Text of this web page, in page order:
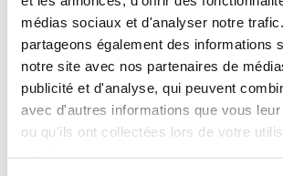
médias sociaux et d'analyser notre
partageons également des informations
notre site avec nos partenaires de
publicité et d'analyse, qui peuvent
avec d'autres informations que vous
ou qu'ils ont collectées lors de votre
Véhicules